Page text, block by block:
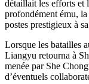
détaillait les efforts et
profondément ému, la
postes prestigieux à
Lorsque les batailles
Liangyu retourna à
menée par She
d’éventuels